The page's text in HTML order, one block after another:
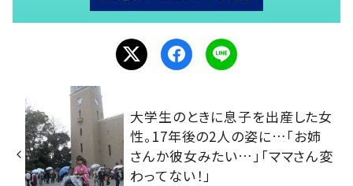
大学生のときに息子を出産した女
性。17年後の2人の姿に…「お姉
さんか彼女みたい…」「ママさん変
わってない！」